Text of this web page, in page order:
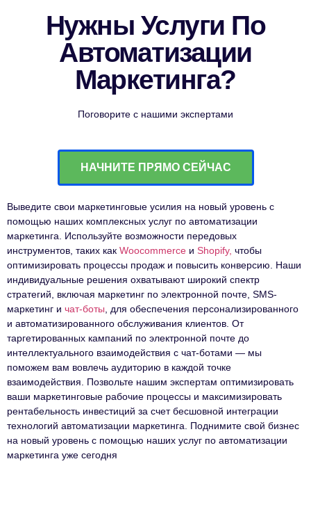
Нужны Услуги По
Автоматизации
Маркетинга?
Поговорите с нашими экспертами
НАЧНИТЕ ПРЯМО СЕЙЧАС
Выведите свои маркетинговые усилия на новый уровень с
помощью наших комплексных услуг по автоматизации
маркетинга. Используйте возможности передовых
инструментов, таких как Woocommerce и Shopify, чтобы
оптимизировать процессы продаж и повысить конверсию. Наши
индивидуальные решения охватывают широкий спектр
стратегий, включая маркетинг по электронной почте, SMS-
маркетинг и чат-боты , для обеспечения персонализированного
и автоматизированного обслуживания клиентов. От
таргетированных кампаний по электронной почте до
интеллектуального взаимодействия с чат-ботами — мы
поможем вам вовлечь аудиторию в каждой точке
взаимодействия. Позвольте нашим экспертам оптимизировать
ваши маркетинговые рабочие процессы и максимизировать
рентабельность инвестиций за счет бесшовной интеграции
технологий автоматизации маркетинга. Поднимите свой бизнес
на новый уровень с помощью наших услуг по автоматизации
маркетинга уже сегодня